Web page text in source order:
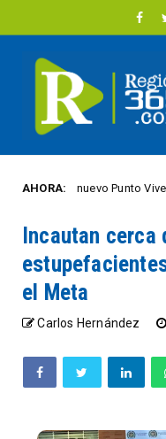
AHORA:
un nuevo Punto Vive Digital
Incautan
el Meta
Carlos Hernández